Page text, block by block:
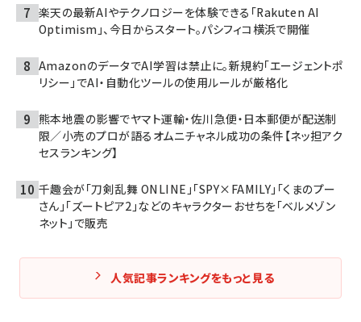
楽天の最新AIやテクノロジーを体験できる「Rakuten AI
Optimism」、今日からスタート。パシフィコ横浜で開催
AmazonのデータでAI学習は禁止に。新規約「エージェントポ
リシー」でAI・自動化ツールの使用ルールが厳格化
熊本地震の影響でヤマト運輸・佐川急便・日本郵便が配送制
限／小売のプロが語るオムニチャネル成功の条件【ネッ担アク
セスランキング】
千趣会が「刀剣乱舞 ONLINE」「SPY×FAMILY」「くまのプー
さん」「ズートピア2」などのキャラクターおせちを「ベルメゾン
ネット」で販売
人気記事ランキングをもっと見る